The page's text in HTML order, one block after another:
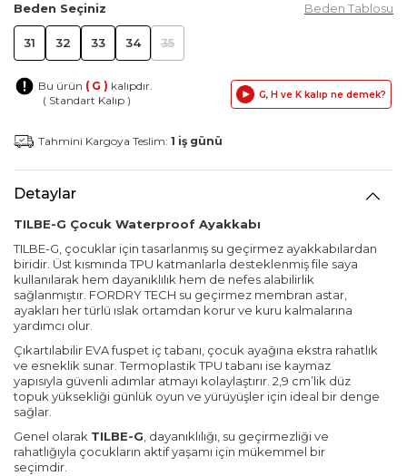
Beden Seçiniz Beden Tablosu
31 32 33 34 35
Bu ürün ( G ) kalıpdır.
( Standart Kalıp )
G, H ve K kalıp ne demek?
Tahmini Kargoya Teslim: 1 iş günü
Detaylar
TILBE-G Çocuk Waterproof Ayakkabı
TILBE-G, çocuklar için tasarlanmış su geçirmez ayakkabılardan
biridir. Üst kısmında TPU katmanlarla desteklenmiş file saya
kullanılarak hem dayanıklılık hem de nefes alabilirlik
sağlanmıştır. FORDRY TECH su geçirmez membran astar,
ayakları her türlü ıslak ortamdan korur ve kuru kalmalarına
yardımcı olur.
Çıkartılabilir EVA fuspet iç tabanı, çocuk ayağına ekstra rahatlık
ve esneklik sunar. Termoplastik TPU tabanı ise kaymaz
yapısıyla güvenli adımlar atmayı kolaylaştırır. 2,9 cm’lik düz
topuk yüksekliği günlük oyun ve yürüyüşler için ideal bir denge
sağlar.
Genel olarak TILBE-G, dayanıklılığı, su geçirmezliği ve
rahatlığıyla çocukların aktif yaşamı için mükemmel bir
seçimdir.